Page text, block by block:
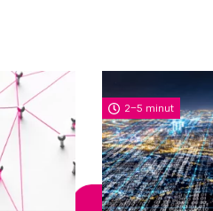
2-5 minut